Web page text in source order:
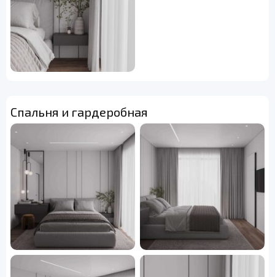
Спальня и гардеробная